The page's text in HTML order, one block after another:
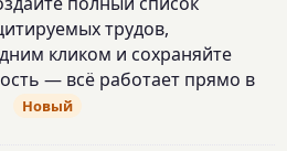
трудов,
кликом и сохраняйте
— всё работает прямо в
Новый